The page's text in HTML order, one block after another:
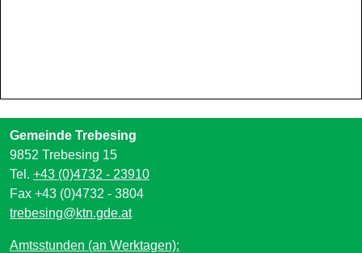
Gemeinde Trebesing
9852 Trebesing 15
Tel. +43 (0)4732 - 23910
Fax +43 (0)4732 - 3804
trebesing@ktn.gde.at
Amtsstunden (an Werktagen):